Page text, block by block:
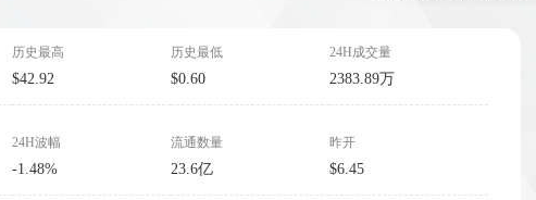
历史最高
$42.92
历史最低
$0.60
24H成交量
2383.89万
24H波幅
-1.48%
流通数量
23.6亿
昨开
$6.45